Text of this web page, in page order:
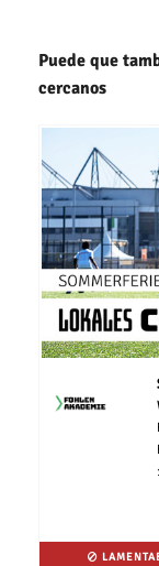
Puede que
cercanos